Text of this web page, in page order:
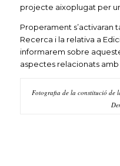
projecte aixoplugat per
Properament s’activaran
Recerca i la relativa a
informarem sobre
aspectes relacionats amb
Fotografia de la constitució de